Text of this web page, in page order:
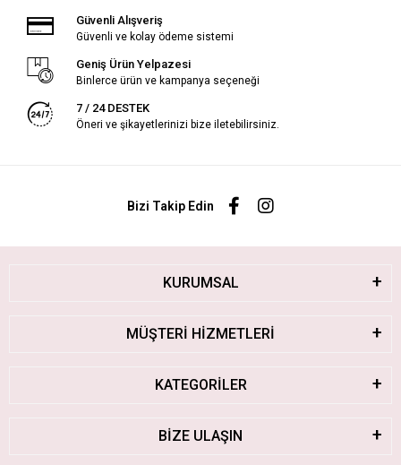
Güvenli Alışveriş
Güvenli ve kolay ödeme sistemi
Geniş Ürün Yelpazesi
Binlerce ürün ve kampanya seçeneği
7 / 24 DESTEK
Öneri ve şikayetlerinizi bize iletebilirsiniz.
Bizi Takip Edin
KURUMSAL
MÜŞTERİ HİZMETLERİ
KATEGORİLER
BİZE ULAŞIN